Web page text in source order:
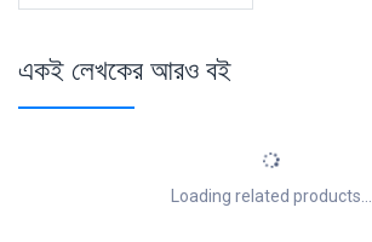
একই লেখকের আরও বই
Loading related products...